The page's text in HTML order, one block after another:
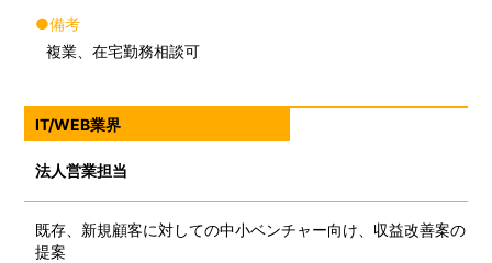
●備考
複業、在宅勤務相談可
IT/WEB業界
法人営業担当
既存、新規顧客に対しての中小ベンチャー向け、収益改善案の
提案